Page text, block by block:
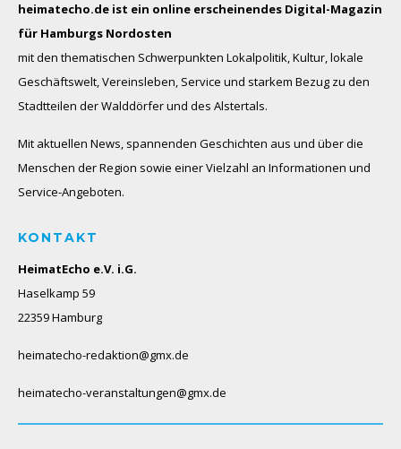
heimatecho.de ist ein online erscheinendes Digital-Magazin
für Hamburgs Nordosten
mit den thematischen Schwerpunkten Lokalpolitik, Kultur, lokale
Geschäftswelt, Vereinsleben, Service und starkem Bezug zu den
Stadtteilen der Walddörfer und des Alstertals.
Mit aktuellen News, spannenden Geschichten aus und über die
Menschen der Region sowie einer Vielzahl an Informationen und
Service-Angeboten.
KONTAKT
HeimatEcho e.V. i.G.
Haselkamp 59
22359 Hamburg
heimatecho-redaktion@gmx.de
heimatecho-veranstaltungen@gmx.de